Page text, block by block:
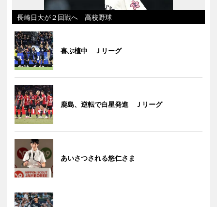
長崎日大が２回戦へ 高校野球
喜ぶ植中 Ｊリーグ
鹿島、逆転で白星発進 Ｊリーグ
あいさつされる悠仁さま